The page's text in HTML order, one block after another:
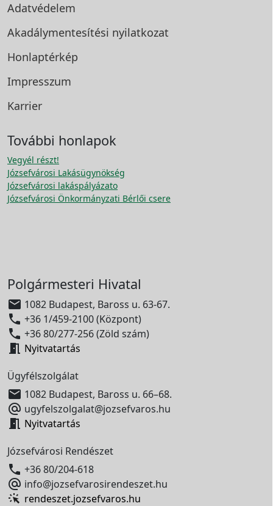
Adatvédelem
Akadálymentesítési nyilatkozat
Honlaptérkép
Impresszum
Karrier
További honlapok
Vegyél részt!
Józsefvárosi Lakásügynökség
Józsefvárosi lakáspályázato
Józsefvárosi Önkormányzati Bérlői csere
Polgármesteri Hivatal
 1082 Budapest, Baross u. 63-67.
 +36 1/459-2100 (Központ)
 +36 80/277-256 (Zöld szám)
 Nyitvatartás
Ügyfélszolgálat
 1082 Budapest, Baross u. 66–68.
 ugyfelszolgalat@jozsefvaros.hu
 Nyitvatartás
Józsefvárosi Rendészet
 +36 80/204-618
 info@jozsefvarosirendeszet.hu
rendeszet.jozsefvaros.hu